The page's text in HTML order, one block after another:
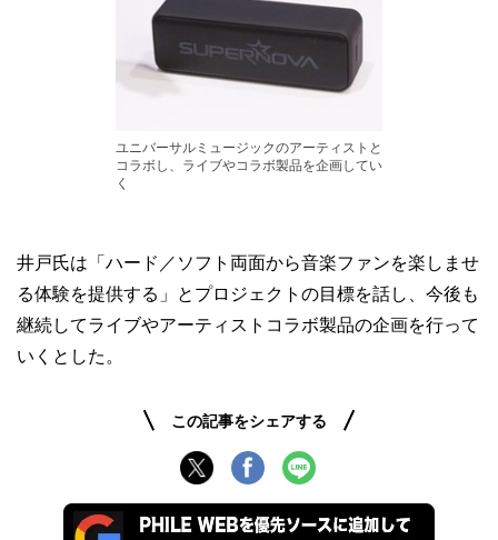
ユニバーサルミュージックのアーティストと
コラボし、ライブやコラボ製品を企画してい
く
井戸氏は「ハード／ソフト両面から音楽ファンを楽しませ
る体験を提供する」とプロジェクトの目標を話し、今後も
継続してライブやアーティストコラボ製品の企画を行って
いくとした。
この記事をシェアする